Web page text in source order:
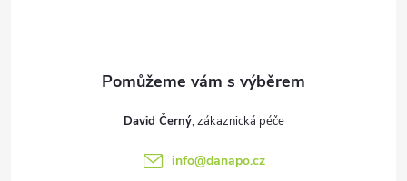
David Černý
info@danapo.cz